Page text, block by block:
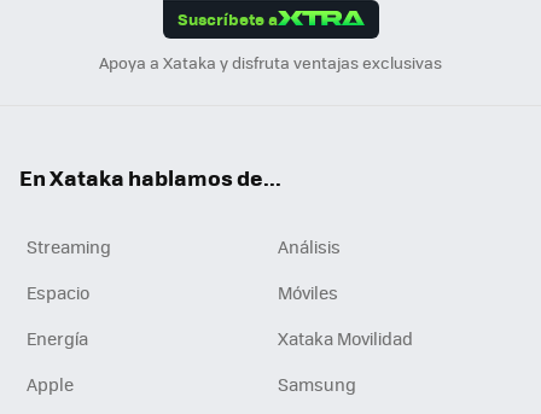
Suscríbete a
Apoya a Xataka y disfruta ventajas exclusivas
En Xataka hablamos de...
Streaming
Análisis
Espacio
Móviles
Energía
Xataka Movilidad
Apple
Samsung